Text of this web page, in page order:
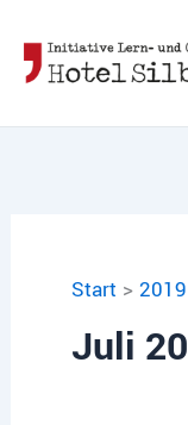
Inhalt
springen
Start 2019
Juli